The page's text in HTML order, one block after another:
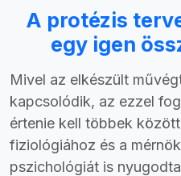
A protézis
egy igen
Mivel az elkészült
kapcsolódik, az ezzel
értenie kell többek
fiziológiához és a
pszichológiát is